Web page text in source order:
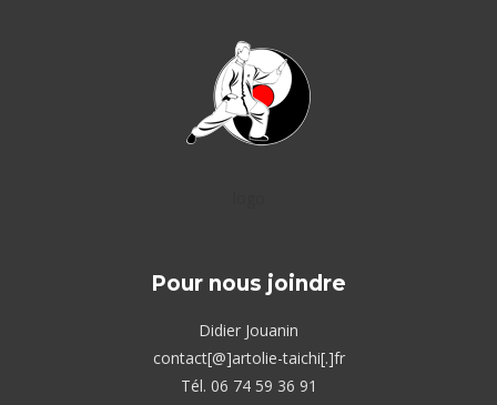
Pour nous joindre
Didier Jouanin
contact[@]artolie-taichi[.]fr
Tél. 06 74 59 36 91